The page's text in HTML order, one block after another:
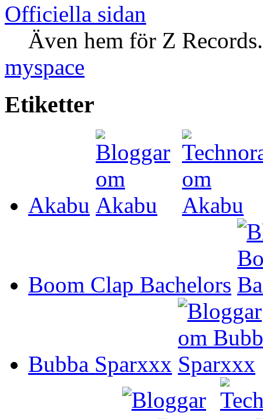
Officiella sidan
Även hem för Z Records.
myspace
Etiketter
Akabu
Boom Clap Bachelors
Bubba Sparxxx